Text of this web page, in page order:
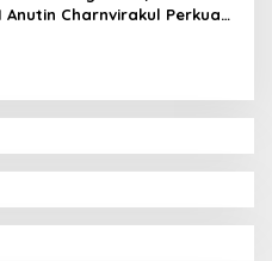
Anutin Charnvirakul Perkuat
Thailand